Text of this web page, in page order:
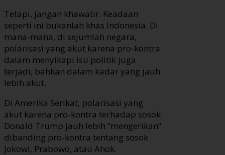
Tetapi, jangan khawatir. Keadaan
seperti ini bukanlah khas Indonesia. Di
mana-mana, di sejumlah negara,
polarisasi yang akut karena pro-kontra
dalam menyikapi isu politik juga
terjadi, bahkan dalam kadar yang jauh
lebih akut.
Di Amerika Serikat, polarisasi yang
akut karena pro-kontra terhadap sosok
Donald Trump jauh lebih “mengerikan”
dibanding pro-kontra tentang sosok
Jokowi, Prabowo, atau Ahok.